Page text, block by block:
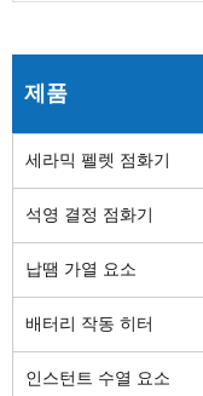
제품
세라믹 펠렛 점화기
석영 결정 점화기
납땜 가열 요소
배터리 작동 히터
인스턴트 수열 요소